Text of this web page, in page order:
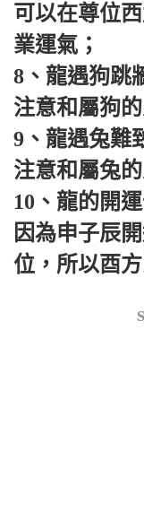
可以在尊位
業運氣；
8、龍遇狗跳
注意和屬狗
9、龍遇兔難
注意和屬兔
10、龍的開
因為申子辰
位，所以酉